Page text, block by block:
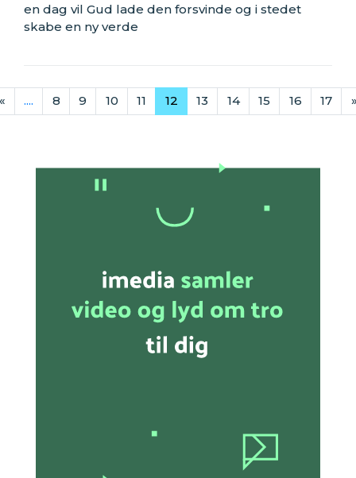
en dag vil Gud lade den forsvinde og i stedet
skabe en ny verde
.... 8 9 10 11 12 13 14 15 16 17